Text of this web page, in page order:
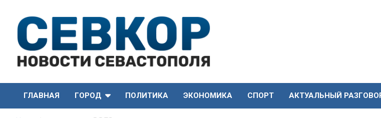
content
СевКор — Новости
Севастополя
Севастополя
ГЛАВНАЯ
ГОРОД ПОЛИТИКА ЭКОНОМИКА СПОРТ АКТУАЛЬНЫЙ